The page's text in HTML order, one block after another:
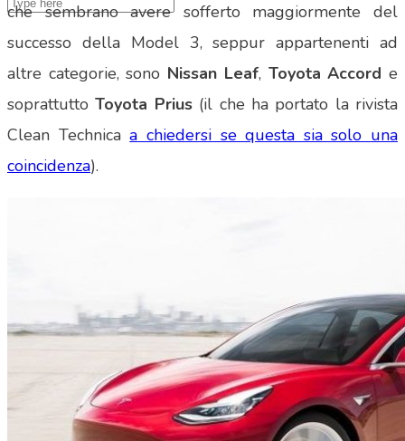
che sembrano avere sofferto maggiormente del
successo della Model 3, seppur appartenenti ad
altre categorie, sono Nissan Leaf, Toyota Accord e
soprattuttoToyota Prius(il che ha portato la rivista
Clean Technicaa chiedersi se questa sia solo una
coincidenza).